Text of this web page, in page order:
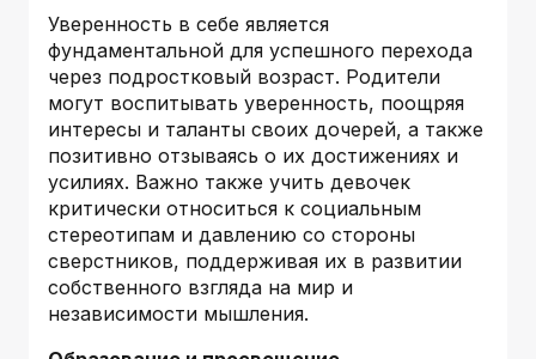
Уверенность в себе является
фундаментальной для успешного перехода
через подростковый возраст. Родители
могут воспитывать уверенность, поощряя
интересы и таланты своих дочерей, а также
позитивно отзываясь о их достижениях и
усилиях. Важно также учить девочек
критически относиться к социальным
стереотипам и давлению со стороны
сверстников, поддерживая их в развитии
собственного взгляда на мир и
независимости мышления.